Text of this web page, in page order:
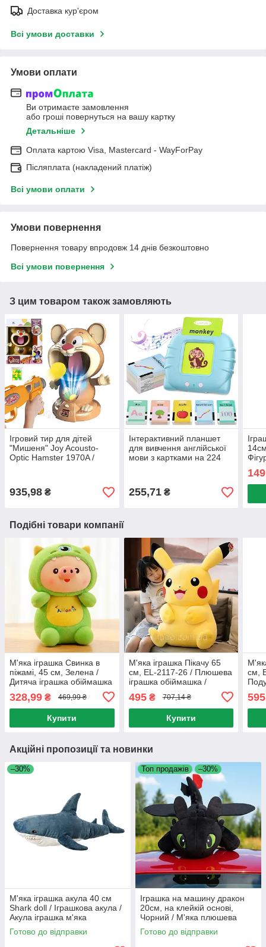
Доставка кур'єром
Всі умови доставки
Умови оплати
Ви отримаєте замовлення
або гроші повернуться на вашу картку
Детальніше
Оплата картою Visa, Mastercard - WayForPay
Післяплата (накладений платіж)
Всі умови оплати
Умови повернення
Повернення товару впродовж 14 днів безкоштовно
Всі умови повернення
З цим товаром також замовляють
Ігровий тир для дітей
"Мишеня" Joy Acousto-
Optic Hamster 1970A /
935,98 ₴
Інтерактивний планшет
для вивчення англійської
мови з картками на 224
255,71₴
Подібні товари компанії
М'яка іграшка Свинка в
піжамі, 45 см, Зелена /
Дитяча іграшка обіймашка
328,99 ₴ 469,99 ₴
Купити
М'яка іграшка Пікачу 65
см, EL-2117-26 / Плюшева
іграшка обіймашка /
Дитяча подушка покемон
пікачу
495₴ 707,14 ₴
Купити
см,
595
Акційні пропозиції та новинки
–30%
М'яка іграшка акула 40 см
Shark doll / Іграшкова акула /
Акула іграшка м'яка
Готово до відправки
Топ продажів –30%
Іграшка на машину дракон
20см, на клейкій основі,
Чорний / М'яка плюшева
іграшка беззубик / Іграшка
дракон
Готово до відправки